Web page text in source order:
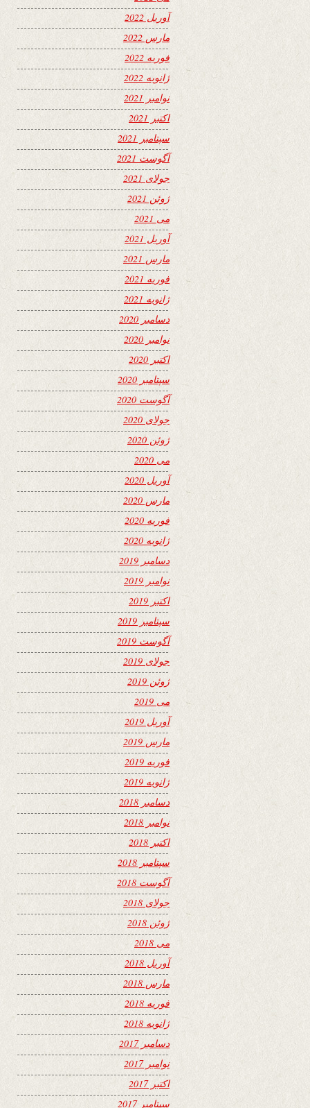
آوریل 2022
مارس 2022
فوریه 2022
ژانویه 2022
نوامبر 2021
اکتبر 2021
سپتامبر 2021
آگوست 2021
جولای 2021
ژوئن 2021
می 2021
آوریل 2021
مارس 2021
فوریه 2021
ژانویه 2021
دسامبر 2020
نوامبر 2020
اکتبر 2020
سپتامبر 2020
آگوست 2020
جولای 2020
ژوئن 2020
می 2020
آوریل 2020
مارس 2020
فوریه 2020
ژانویه 2020
دسامبر 2019
نوامبر 2019
اکتبر 2019
سپتامبر 2019
آگوست 2019
جولای 2019
ژوئن 2019
می 2019
آوریل 2019
مارس 2019
فوریه 2019
ژانویه 2019
دسامبر 2018
نوامبر 2018
اکتبر 2018
سپتامبر 2018
آگوست 2018
جولای 2018
ژوئن 2018
می 2018
آوریل 2018
مارس 2018
فوریه 2018
ژانویه 2018
دسامبر 2017
نوامبر 2017
اکتبر 2017
سپتامبر 2017